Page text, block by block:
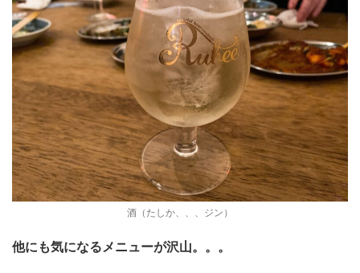
酒（たしか、、、ジン）
他にも気になるメニューが沢山。。。